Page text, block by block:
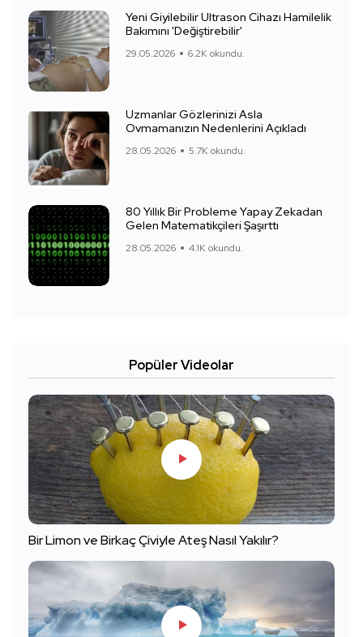
Yeni Giyilebilir Ultrason Cihazı Hamilelik
Bakımını 'Değiştirebilir'
29.05.2026 6.2K okundu.
Uzmanlar Gözlerinizi Asla
Ovmamanızın Nedenlerini Açıkladı
28.05.2026 5.7K okundu.
80 Yıllık Bir Probleme Yapay Zekadan
Gelen Matematikçileri Şaşırttı
28.05.2026 4.1K okundu.
Popüler Videolar
Bir Limon ve Birkaç Çiviyle Ateş Nasıl Yakılır?